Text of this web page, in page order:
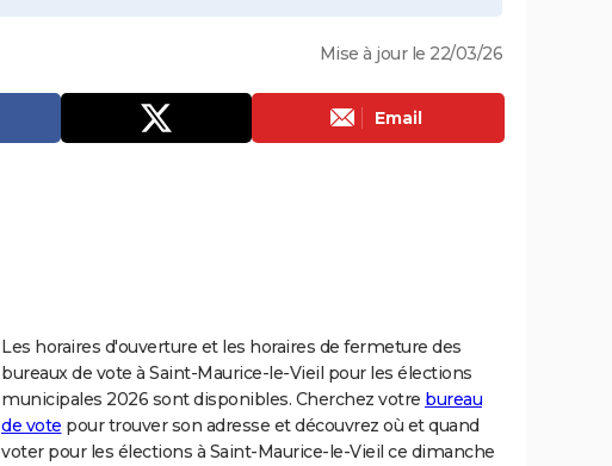
Mise à jour le 22/03/26
Email
Les horaires d'ouverture et les horaires de fermeture des
bureaux de vote à Saint-Maurice-le-Vieil pour les élections
municipales 2026 sont disponibles. Cherchez votre bureau
de vote pour trouver son adresse et découvrez où et quand
voter pour les élections à Saint-Maurice-le-Vieil ce dimanche